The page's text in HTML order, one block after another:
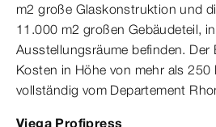
m2 große Glaskonstruktion und
11.000 m2 großen Gebäudeteil,
Ausstellungsräume befinden. Der
Kosten in Höhe von mehr als 250
vollständig vom Departement
Viega Profipress